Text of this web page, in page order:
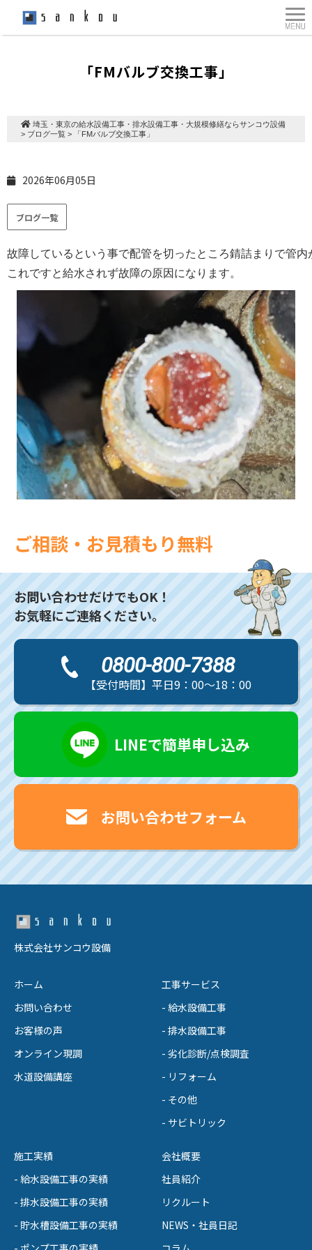
「FMバルブ交換工事」
埼玉・東京の給水設備工事・排水設備工事・大規模修繕ならサンコウ設備
> ブログ一覧 > 「FMバルブ交換工事」
2026年06月05日
ブログ一覧
故障しているという事で配管を切ったところ錆詰まりで管
これですと給水されず故障の原因になります。
ご相談・お見積もり無料
お問い合わせだけでもOK！
お気軽にご連絡ください。
0800-800-7388
【受付時間】平日9：00～18：00
LINEで簡単申し込み
お問い合わせフォーム
株式会社サンコウ設備
ホーム
お問い合わせ
お客様の声
オンライン現調
水道設備講座
工事サービス
- 給水設備工事
- 排水設備工事
- 劣化診断/点検調査
- リフォーム
- その他
- サビトリック
施工実績
- 給水設備工事の実績
- 排水設備工事の実績
- 貯水槽設備工事の実績
会社概要
社員紹介
リクルート
NEWS・社員日記